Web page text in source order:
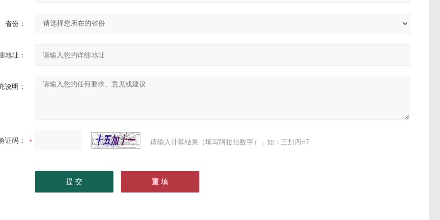
省份：
地址：
说明：
证码： 请输入计算结果（填写阿拉伯数字），如：三加四=7